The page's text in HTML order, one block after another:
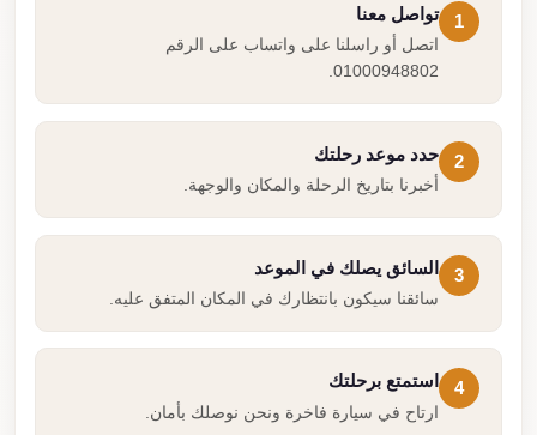
1
تواصل معنا
اتصل أو راسلنا على واتساب على الرقم
01000948802.
2
حدد موعد رحلتك
أخبرنا بتاريخ الرحلة والمكان والوجهة.
3
السائق يصلك في الموعد
سائقنا سيكون بانتظارك في المكان المتفق عليه.
4
استمتع برحلتك
ارتاح في سيارة فاخرة ونحن نوصلك بأمان.